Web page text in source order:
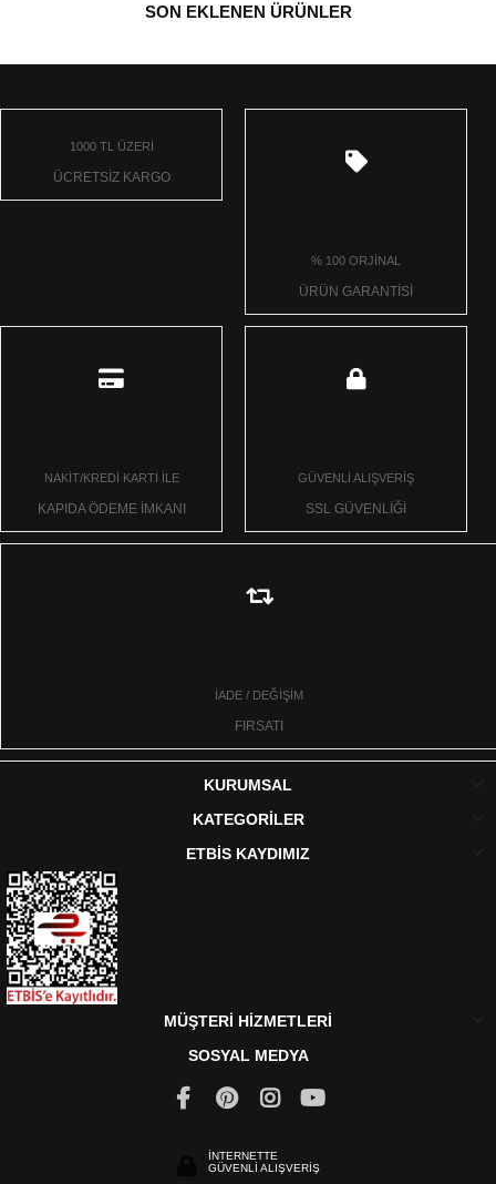
SON EKLENEN ÜRÜNLER
1000 TL ÜZERİ
ÜCRETSİZ KARGO
% 100 ORJİNAL
ÜRÜN GARANTİSİ
NAKİT/KREDİ KARTI İLE
KAPIDA ÖDEME İMKANI
GÜVENLİ ALIŞVERİŞ
SSL GÜVENLİĞİ
İADE / DEĞİŞİM
FIRSATI
KURUMSAL
KATEGORİLER
ETBİS KAYDIMIZ
MÜŞTERİ HİZMETLERİ
SOSYAL MEDYA
İNTERNETTE
GÜVENLİ ALIŞVERİŞ